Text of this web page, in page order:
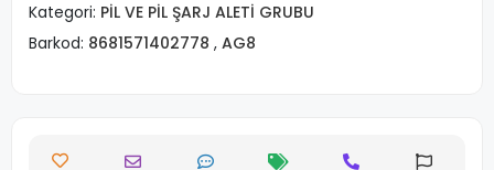
Kategori: PİL VE PİL ŞARJ ALETİ GRUBU
Barkod: 8681571402778 , AG8